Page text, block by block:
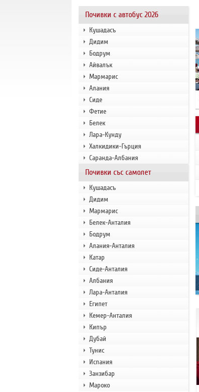
Почивки с автобус 2026
Кушадасъ
Дидим
Бодрум
Айвалък
Мармарис
Алания
Сиде
Фетие
Белек
Лара-Кунду
Халкидики-Гърция
Саранда-Албания
Почивки със самолет
Кушадасъ
Дидим
Мармарис
Белек-Анталия
Бодрум
Алания-Анталия
Катар
Сиде-Анталия
Албания
Лара-Анталия
Египет
Кемер-Анталия
Кипър
Дубай
Тунис
Испания
Занзибар
Мароко